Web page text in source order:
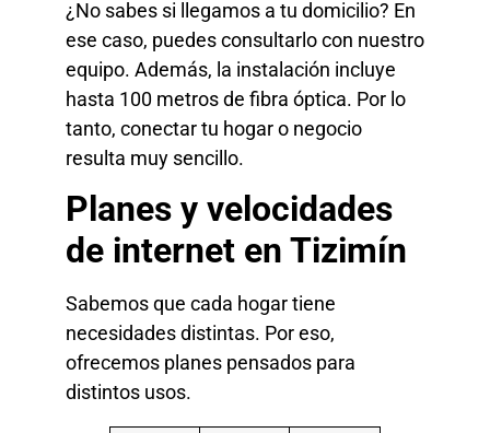
¿No sabes si llegamos a tu domicilio? En
ese caso, puedes consultarlo con nuestro
equipo. Además, la instalación incluye
hasta 100 metros de fibra óptica. Por lo
tanto, conectar tu hogar o negocio
resulta muy sencillo.
Planes y velocidades
de internet en Tizimín
Sabemos que cada hogar tiene
necesidades distintas. Por eso,
ofrecemos planes pensados para
distintos usos.